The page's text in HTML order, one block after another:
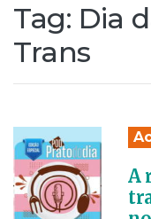
Tag: Dia
Trans
A